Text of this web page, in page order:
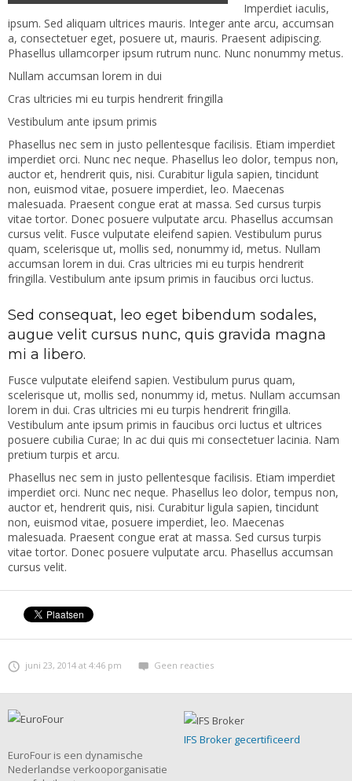
Imperdiet iaculis,
ipsum. Sed aliquam ultrices mauris. Integer ante arcu, accumsan
a, consectetuer eget, posuere ut, mauris. Praesent adipiscing.
Phasellus ullamcorper ipsum rutrum nunc. Nunc nonummy metus.
Nullam accumsan lorem in dui
Cras ultricies mi eu turpis hendrerit fringilla
Vestibulum ante ipsum primis
Phasellus nec sem in justo pellentesque facilisis. Etiam imperdiet
imperdiet orci. Nunc nec neque. Phasellus leo dolor, tempus non,
auctor et, hendrerit quis, nisi. Curabitur ligula sapien, tincidunt
non, euismod vitae, posuere imperdiet, leo. Maecenas
malesuada. Praesent congue erat at massa. Sed cursus turpis
vitae tortor. Donec posuere vulputate arcu. Phasellus accumsan
cursus velit. Fusce vulputate eleifend sapien. Vestibulum purus
quam, scelerisque ut, mollis sed, nonummy id, metus. Nullam
accumsan lorem in dui. Cras ultricies mi eu turpis hendrerit
fringilla. Vestibulum ante ipsum primis in faucibus orci luctus.
Sed consequat, leo eget bibendum sodales,
augue velit cursus nunc, quis gravida magna
mi a libero.
Fusce vulputate eleifend sapien. Vestibulum purus quam,
scelerisque ut, mollis sed, nonummy id, metus. Nullam accumsan
lorem in dui. Cras ultricies mi eu turpis hendrerit fringilla.
Vestibulum ante ipsum primis in faucibus orci luctus et ultrices
posuere cubilia Curae; In ac dui quis mi consectetuer lacinia. Nam
pretium turpis et arcu.
Phasellus nec sem in justo pellentesque facilisis. Etiam imperdiet
imperdiet orci. Nunc nec neque. Phasellus leo dolor, tempus non,
auctor et, hendrerit quis, nisi. Curabitur ligula sapien, tincidunt
non, euismod vitae, posuere imperdiet, leo. Maecenas
malesuada. Praesent congue erat at massa. Sed cursus turpis
vitae tortor. Donec posuere vulputate arcu. Phasellus accumsan
cursus velit.
juni 23, 2014 at 4:46 pm Geen reacties
EuroFour is een dynamische
Nederlandse verkooporganisatie
IFS Broker gecertificeerd